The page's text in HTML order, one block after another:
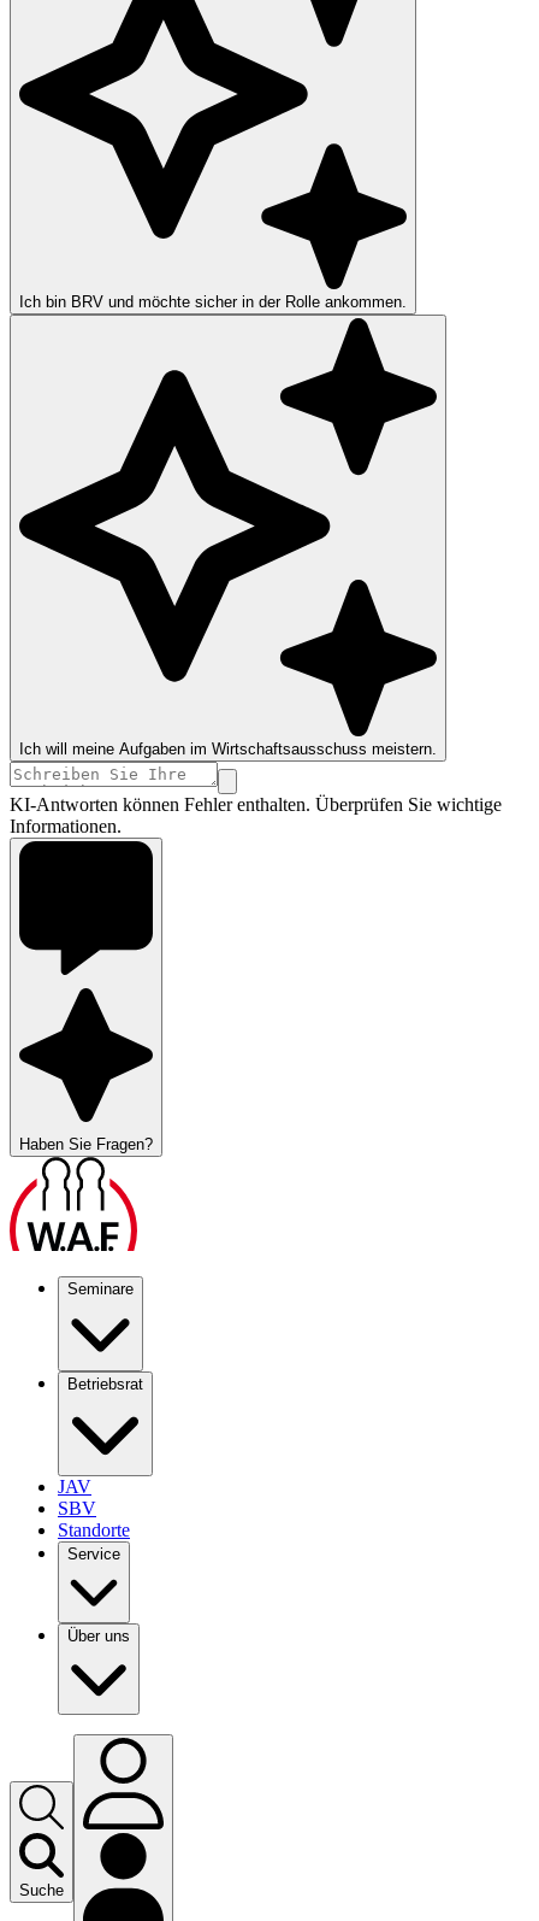
Ich bin BRV und möchte sicher in der Rolle ankommen.
Ich will meine Aufgaben im Wirtschaftsausschuss meistern.
KI-Antworten können Fehler enthalten. Überprüfen Sie wichtige
Informationen.
Haben Sie Fragen?
Seminare
Betriebsrat
JAV
SBV
Standorte
Service
Über uns
Suche